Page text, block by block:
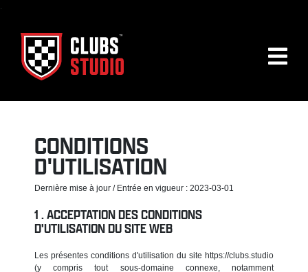
.
CONDITIONS
D'UTILISATION
Dernière mise à jour / Entrée en vigueur : 2023-03-01
ACCEPTATION DES CONDITIONS
D'UTILISATION DU SITE WEB
Les présentes conditions d'utilisation du site https://clubs.studio
(y compris tout sous-domaine connexe, notamment